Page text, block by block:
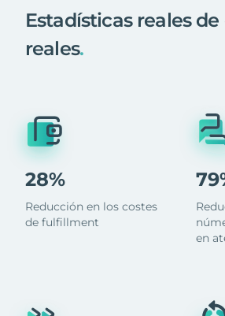
Estadísticas reales
reales.
28%
Reducción en los costes
de fulfillment
en